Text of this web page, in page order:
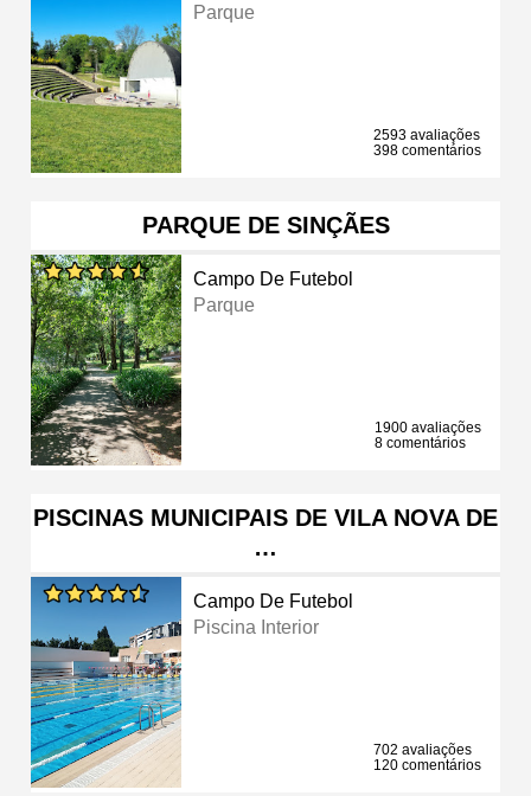
Parque
2593 avaliações
398 comentários
PARQUE DE SINÇÃES
Campo De Futebol
Parque
1900 avaliações
8 comentários
PISCINAS MUNICIPAIS DE VILA NOVA DE
…
Campo De Futebol
Piscina Interior
702 avaliações
120 comentários